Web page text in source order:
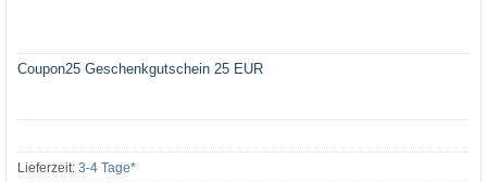
Coupon25 Geschenkgutschein 25 EUR
Lieferzeit: 3-4 Tage*